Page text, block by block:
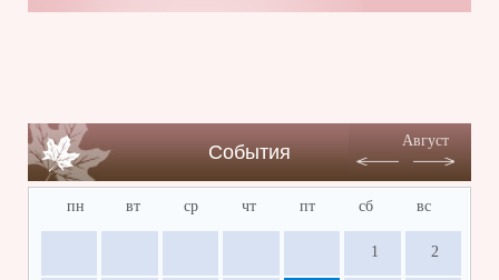
События
Август
пн вт ср чт пт сб вс
1 2